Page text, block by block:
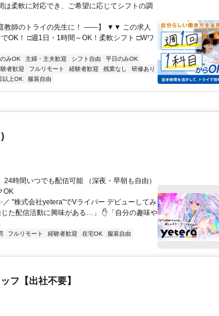
は柔軟に対応でき、ご希望に応じてシフトの調
教師のトライの先生に！ ――】 ▼▼ この求人
OK！ □週1日・1時間～OK！柔軟シフト □Wワ
みOK 主婦・主夫歓迎 シフト自由
平日のみOK
者歓迎 フルリモート 経験者歓迎 残業なし
研修あり
以上OK 服装自由
時間いつでも配信可能 （深夜・早朝も自由）
OK
／ "株式会社yetera"でVライバー デビューしてみ
た配信活動に興味がある…」 ✋「自分の趣味や
フルリモート 経験者歓迎 在宅OK
服装自由
フ【出社不要】